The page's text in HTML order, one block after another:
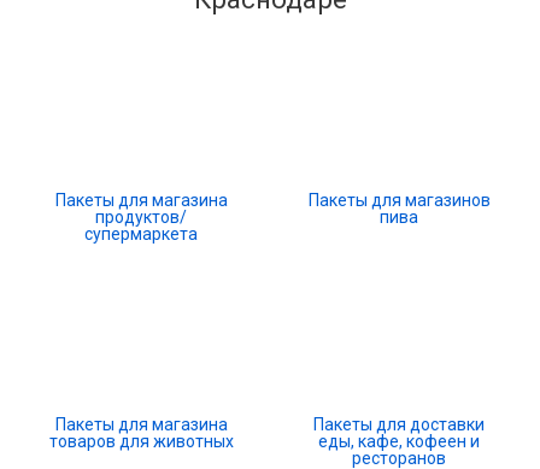
Пакеты для магазина
продуктов/
супермаркета
Пакеты для магазинов
пива
Пакеты для магазина
товаров для животных
Пакеты для доставки
еды, кафе, кофеен и
ресторанов